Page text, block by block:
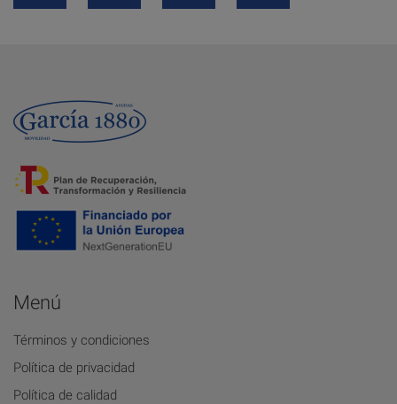
Menú
Términos y condiciones
Política de privacidad
Política de calidad